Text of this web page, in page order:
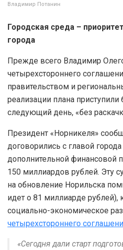
Владимир Потанин
Городская среда –
города
Прежде всего Владимир
четырехстороннего
правительством и
реализации плана приступили
следующий день, «без
Президент «Норникеля»
договорились с главой
дополнительной финансовой
150 миллиардов рублей. Эту
на обновление Норильска
идет о 81 миллиарде рублей),
социально-экономическое
четырехстороннего
«Сегодня дали старт